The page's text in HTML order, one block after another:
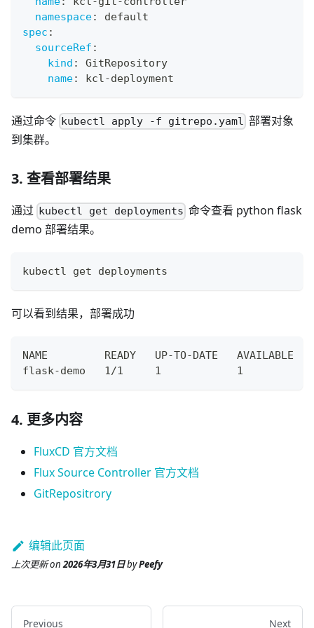
namespace:
default
spec :
sourceRef :
kind :
GitRepository
name: kcl-deployment
通过命令 kubectl apply -f gitrepo.yaml 部署对象
到集群。
3. 查看部署结果
通过 kubectl get deployments 命令查看 python flask
demo 部署结果。
kubectl get deployments
可以看到结果，部署成功
NAME         READY   UP-TO-DATE   AVAILABLE
flask-demo   1/1     1            1
4. 更多内容
FluxCD 官方文档
Flux Source Controller 官方文档
GitRepositrory
编辑此页面
上次更新on 2026年3月31日byPeefy
Previous Next